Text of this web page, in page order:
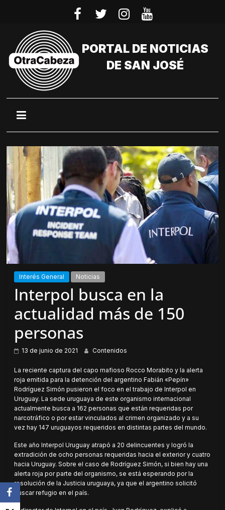
PORTAL DE NOTICIAS
DE SAN JOSÉ
Interés General Noticias
Interpol busca en la
actualidad más de 150
personas
13 de junio de 2021 Contenidos
La reciente captura del capo mafioso Rocco Morabito y la alerta
roja emitida para la detención del argentino Fabián «Pepín»
Rodríguez Simón pusieron el foco en el trabajo de Interpol en
Uruguay. La sede uruguaya de este organismo internacional
actualmente busca a 162 personas que están requeridas por
narcotráfico o por estar vinculados al crimen organizado y a su
vez hay 147 uruguayos requeridos en distintas partes del mundo.
Este año Interpol Uruguay atrapó a 20 delincuentes y logró la
extradición de ocho personas requeridas hacia el exterior y cuatro
hacia Uruguay. Sobre el caso de Rodríguez Simón, si bien hay una
alerta roja por parte del organismo, se está esperando por la
resolución de la Justicia uruguaya, ya que el argentino solicitó
buscar refugio en el país.